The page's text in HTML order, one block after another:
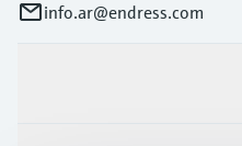
info.ar@endress.com